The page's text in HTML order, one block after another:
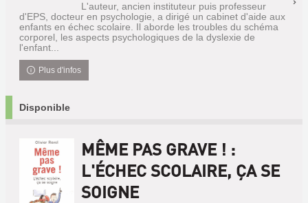
L'auteur, ancien instituteur puis professeur
d'EPS, docteur en psychologie, a dirigé un cabinet d'aide aux
enfants en échec scolaire. Il aborde les troubles du schéma
corporel, les aspects psychologiques de la dyslexie de
l'enfant...
Plus d'infos
Disponible
MÊME PAS GRAVE ! :
L'ÉCHEC SCOLAIRE, ÇA SE
SOIGNE